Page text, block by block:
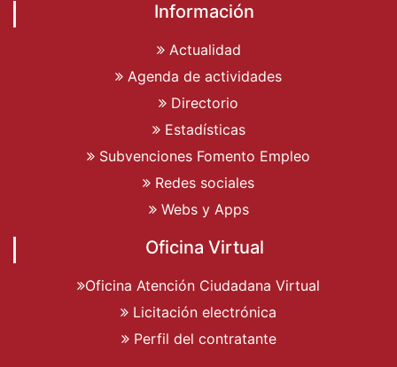
Información
Actualidad
Agenda de actividades
Directorio
Estadísticas
Subvenciones Fomento Empleo
Redes sociales
Webs y Apps
Oficina Virtual
Oficina Atención Ciudadana Virtual
Licitación electrónica
Perfil del contratante